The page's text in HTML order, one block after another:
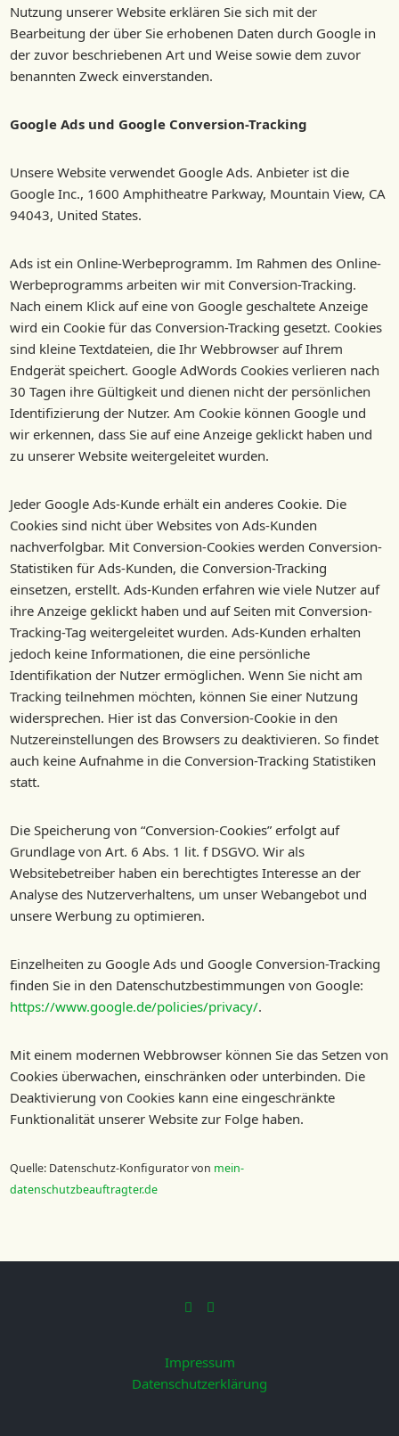
Nutzung unserer Website erklären Sie sich mit der
Bearbeitung der über Sie erhobenen Daten durch Google in
der zuvor beschriebenen Art und Weise sowie dem zuvor
benannten Zweck einverstanden.
Google Ads und Google Conversion-Tracking
Unsere Website verwendet Google Ads. Anbieter ist die
Google Inc., 1600 Amphitheatre Parkway, Mountain View, CA
94043, United States.
Ads ist ein Online-Werbeprogramm. Im Rahmen des Online-
Werbeprogramms arbeiten wir mit Conversion-Tracking.
Nach einem Klick auf eine von Google geschaltete Anzeige
wird ein Cookie für das Conversion-Tracking gesetzt. Cookies
sind kleine Textdateien, die Ihr Webbrowser auf Ihrem
Endgerät speichert. Google AdWords Cookies verlieren nach
30 Tagen ihre Gültigkeit und dienen nicht der persönlichen
Identifizierung der Nutzer. Am Cookie können Google und
wir erkennen, dass Sie auf eine Anzeige geklickt haben und
zu unserer Website weitergeleitet wurden.
Jeder Google Ads-Kunde erhält ein anderes Cookie. Die
Cookies sind nicht über Websites von Ads-Kunden
nachverfolgbar. Mit Conversion-Cookies werden Conversion-
Statistiken für Ads-Kunden, die Conversion-Tracking
einsetzen, erstellt. Ads-Kunden erfahren wie viele Nutzer auf
ihre Anzeige geklickt haben und auf Seiten mit Conversion-
Tracking-Tag weitergeleitet wurden. Ads-Kunden erhalten
jedoch keine Informationen, die eine persönliche
Identifikation der Nutzer ermöglichen. Wenn Sie nicht am
Tracking teilnehmen möchten, können Sie einer Nutzung
widersprechen. Hier ist das Conversion-Cookie in den
Nutzereinstellungen des Browsers zu deaktivieren. So findet
auch keine Aufnahme in die Conversion-Tracking Statistiken
statt.
Die Speicherung von “Conversion-Cookies” erfolgt auf
Grundlage von Art. 6 Abs. 1 lit. f DSGVO. Wir als
Websitebetreiber haben ein berechtigtes Interesse an der
Analyse des Nutzerverhaltens, um unser Webangebot und
unsere Werbung zu optimieren.
Einzelheiten zu Google Ads und Google Conversion-Tracking
finden Sie in den Datenschutzbestimmungen von Google:
https://www.google.de/policies/privacy/.
Mit einem modernen Webbrowser können Sie das Setzen von
Cookies überwachen, einschränken oder unterbinden. Die
Deaktivierung von Cookies kann eine eingeschränkte
Funktionalität unserer Website zur Folge haben.
Quelle: Datenschutz-Konfigurator von mein-
datenschutzbeauftragter.de
Facebook
Impressum
Datenschutzerklärung